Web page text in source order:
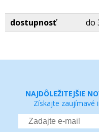
dostupnosť do
NAJDÔLEŽITEJŠIE
Získajte zaujímavé